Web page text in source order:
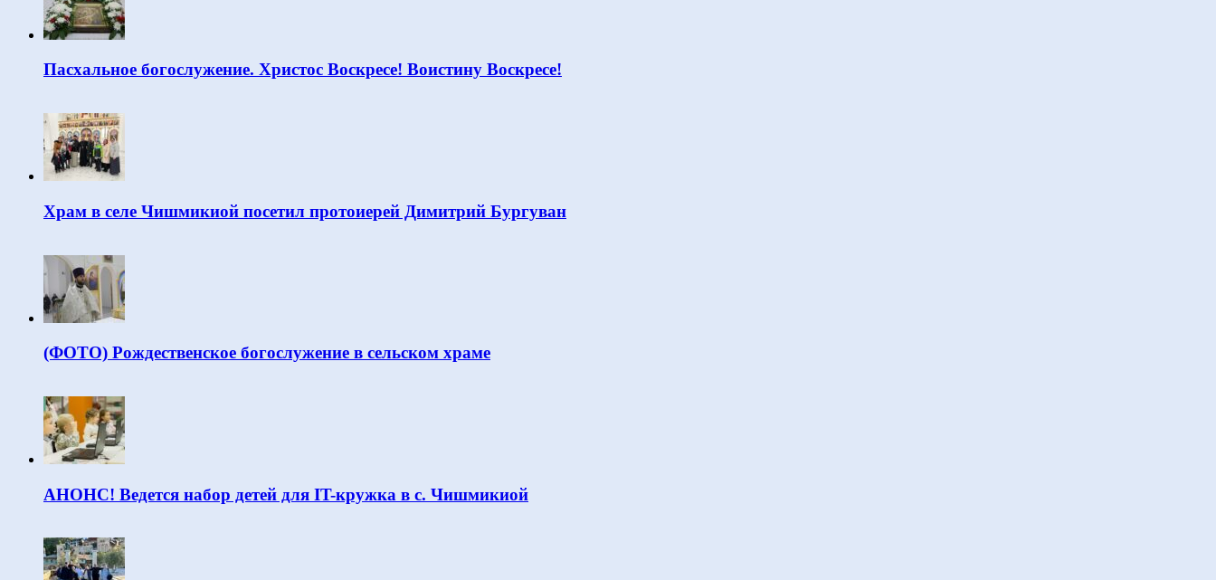
Пасхальное богослужение. Христос Воскресе! Воистину Воскресе!
Храм в селе Чишмикиой посетил протоиерей Димитрий Бургуван
(ФОТО) Рождественское богослужение в сельском храме
АНОНС! Ведется набор детей для IT-кружка в с. Чишмикиой